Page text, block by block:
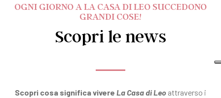
OGNI GIORNO A LA CASA DI LEO SUCCEDONO
GRANDI COSE!
Scopri le news
Scopri cosa significa vivere La Casa di Leo attraverso i